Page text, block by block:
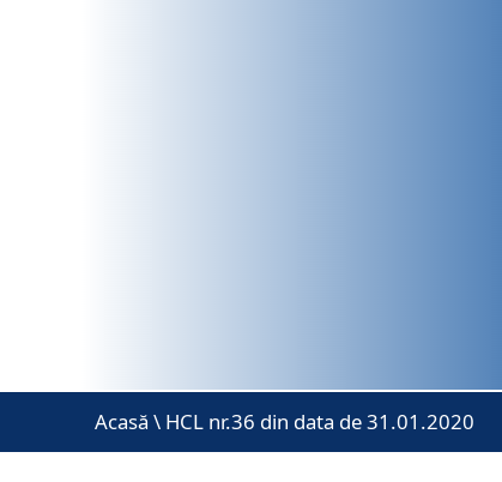
Acasă \ HCL nr.36 din data de 31.01.2020